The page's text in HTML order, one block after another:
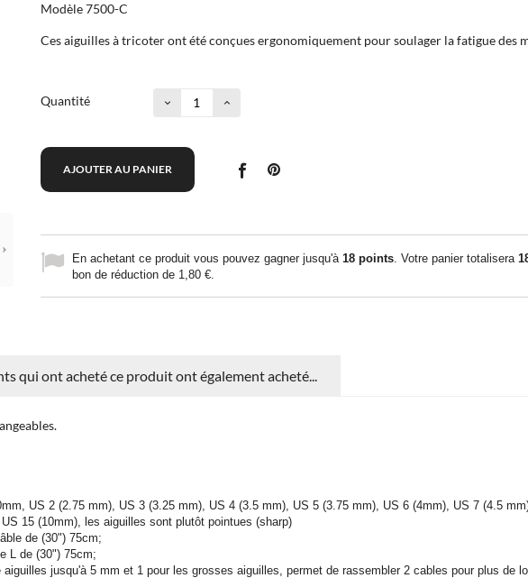
Modèle 7500-C
Ces aiguilles à tricoter ont été conçues ergonomiquement pour soulager la fatigue des
Quantité
AJOUTER AU PANIER
En achetant ce produit vous pouvez gagner jusqu'à 18points. Votre panier totalisera
bon de réduction de 1,80 €.
qui ont acheté ce produit ont également acheté...
US 2 (2.75 mm), US 3 (3.25 mm), US 4 (3.5 mm), US 5 (3.75 mm), US 6 (4mm), US 7 (4.5
15 (10mm), les aiguilles sont plutôt pointues (sharp)
de (30") 75cm;
L de (30") 75cm;
jusqu'à 5 mm et 1 pour les grosses aiguilles, permet de rassembler 2 cables pour plus de